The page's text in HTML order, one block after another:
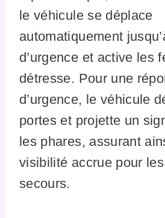
le véhicule se déplace
automatiquement
d’urgence et active les
détresse. Pour une
d’urgence, le véhicule
portes et projette un
les phares, assurant
visibilité accrue pour
secours.